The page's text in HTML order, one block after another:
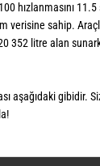
hızlanmasını
verisine sahip.
i20 352 litre alan
aşağıdaki gibidir.